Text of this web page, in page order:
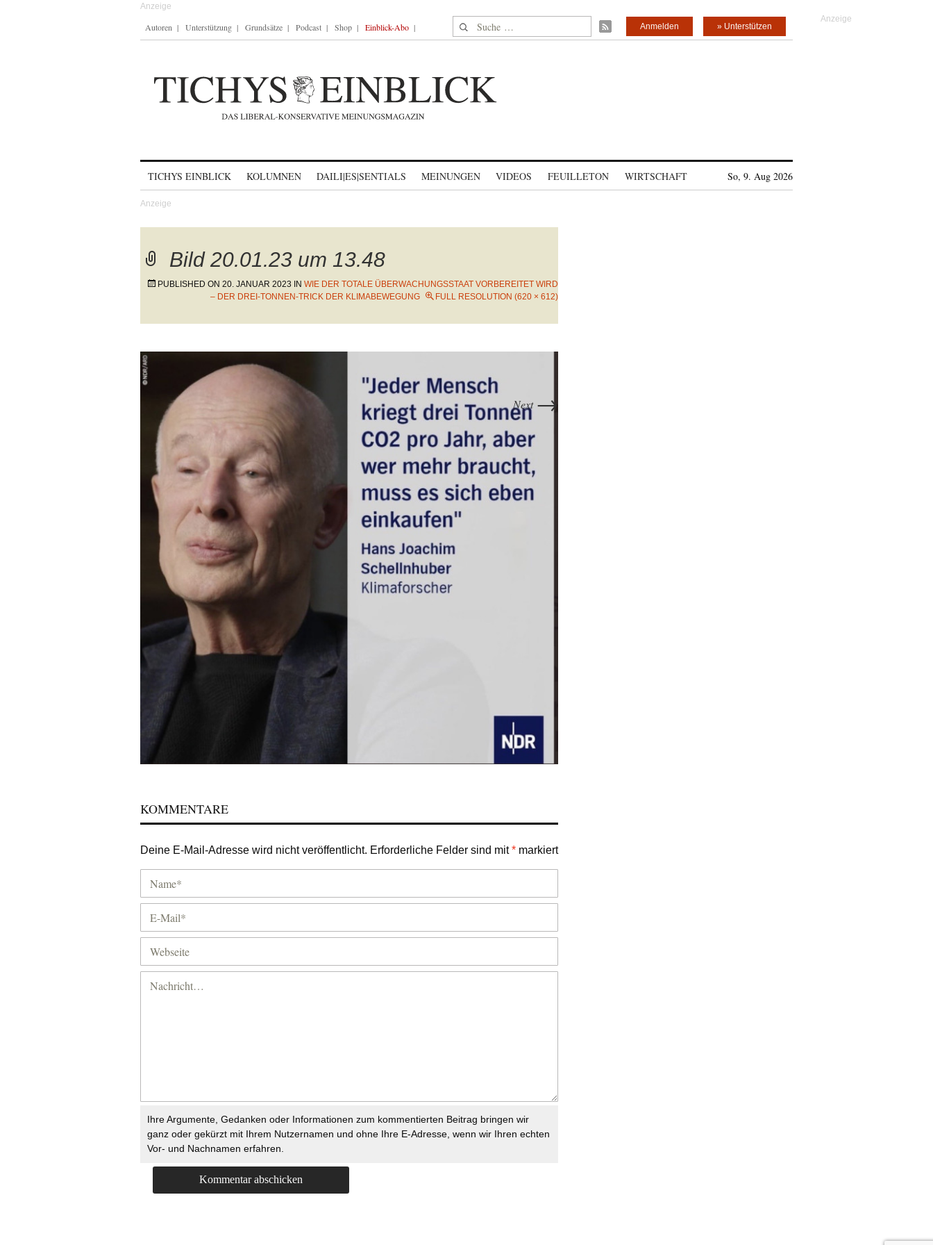
Autoren Unterstützung Grundsätze Podcast Shop Einblick-Abo Suche nach: » Unterstützen
Anmelden
TICHYS EINBLICK KOLUMNEN DAILI|ES|SENTIALS MEINUNGEN VIDEOS FEUILLETON WIRTSCHAFT So, 9. Aug 2026
Bild 20.01.23 um 13.48
PUBLISHED ON 20. JANUAR 2023 IN WIE DER TOTALE ÜBERWACHUNGSSTAAT VORBEREITET WIRD
– DER DREI-TONNEN-TRICK DER KLIMABEWEGUNG
FULL RESOLUTION (620 × 612)
Next →
KOMMENTARE
Deine E-Mail-Adresse wird nicht veröffentlicht. Erforderliche Felder sind mit* markiert
Ihre Argumente, Gedanken oder Informationen zum kommentierten Beitrag bringen wir
ganz oder gekürzt mit Ihrem Nutzernamen und ohne Ihre E-Adresse, wenn wir Ihren echten
Vor- und Nachnamen erfahren.